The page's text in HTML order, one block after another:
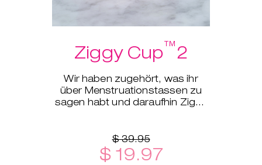
Ziggy Cup™2
Wir haben zugehört, was ihr
über Menstruationstassen zu
sagen habt und daraufhin Ziggy
$ 39.95
$ 19.97